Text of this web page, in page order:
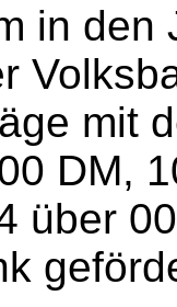
in
mit
DM,
über